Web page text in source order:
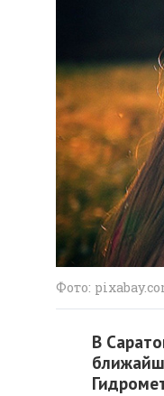
Фото:
В